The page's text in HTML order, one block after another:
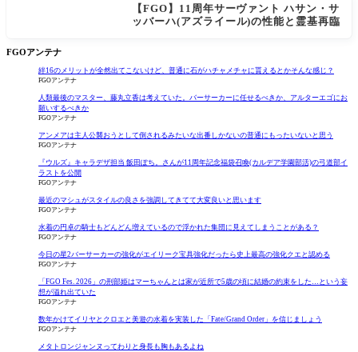
【FGO】11周年サーヴァント ハサン・サ
ッバーハ(アズライール)の性能と霊基再臨
FGOアンテナ
絆16のメリットが全然出てこないけど、普通に石がハチャメチャに貰えるとかそんな感じ？
FGOアンテナ
人類最後のマスター、藤丸立香は考えていた。バーサーカーに任せるべきか、アルターエゴにお
願いするべきか
FGOアンテナ
アンメアは主人公襲おうとして倒されるみたいな出番しかないの普通にもったいないと思う
FGOアンテナ
『ウルズ』キャラデザ担当 飯田ぽち。さんが11周年記念福袋召喚(カルデア学園部活)の弓道部イ
ラストを公開
FGOアンテナ
最近のマシュがスタイルの良さを強調してきてて大変良いと思います
FGOアンテナ
水着の円卓の騎士もどんどん増えているので浮かれた集団に見えてしまうことがある？
FGOアンテナ
今日の星2バーサーカーの強化がエイリーク宝具強化だったら史上最高の強化クエと認める
FGOアンテナ
「FGO Fes. 2026」の刑部姫はマーちゃんとは家が近所で5歳の頃に結婚の約束をした…という妄
想が溢れ出ていた
FGOアンテナ
数年かけてイリヤとクロエと美遊の水着を実装した「Fate/Grand Order」を信じましょう
FGOアンテナ
メタトロンジャンヌってわりと身長も胸もあるよね